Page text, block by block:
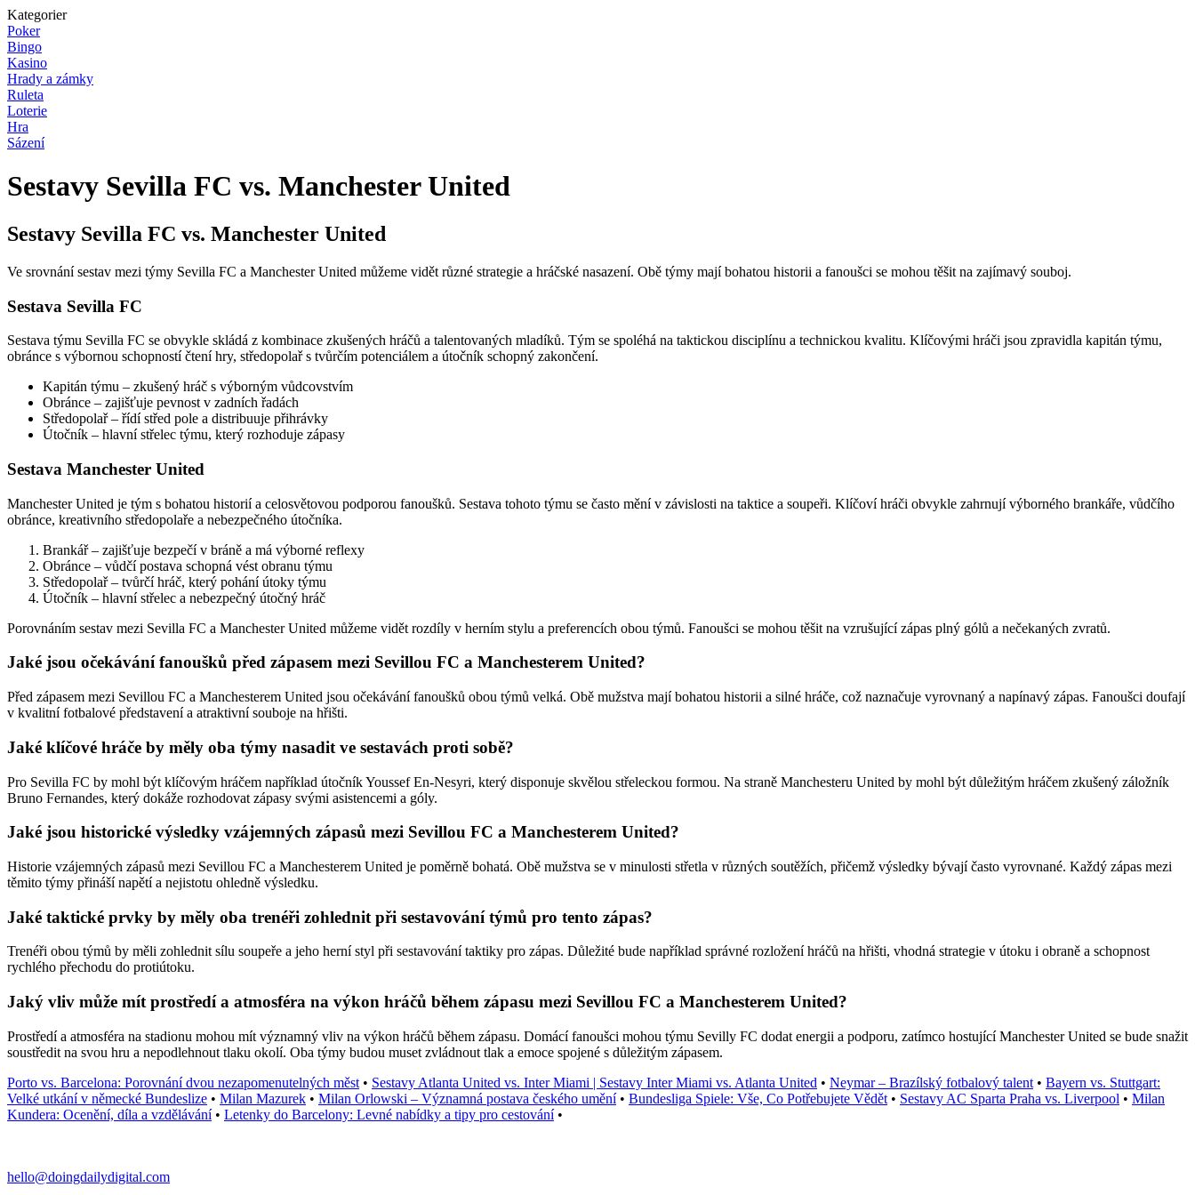
Kategorier
Poker
Bingo
Kasino
Hrady a zámky
Ruleta
Loterie
Hra
Sázení
Sestavy Sevilla FC vs. Manchester United
Sestavy Sevilla FC vs. Manchester United
Ve srovnání sestav mezi týmy Sevilla FC a Manchester United můžeme vidět různé strategie a hráčské nasazení. Obě týmy mají bohatou historii a fanoušci se mohou těšit na zajímavý souboj.
Sestava Sevilla FC
Sestava týmu Sevilla FC se obvykle skládá z kombinace zkušených hráčů a talentovaných mladíků. Tým se spoléhá na taktickou disciplínu a technickou kvalitu. Klíčovými hráči jsou zpravidla kapitán týmu,
obránce s výbornou schopností čtení hry, středopolař s tvůrčím potenciálem a útočník schopný zakončení.
Kapitán týmu – zkušený hráč s výborným vůdcovstvím
Obránce – zajišťuje pevnost v zadních řadách
Středopolař – řídí střed pole a distribuuje přihrávky
Útočník – hlavní střelec týmu, který rozhoduje zápasy
Sestava Manchester United
Manchester United je tým s bohatou historií a celosvětovou podporou fanoušků. Sestava tohoto týmu se často mění v závislosti na taktice a soupeři. Klíčoví hráči obvykle zahrnují výborného brankáře, vůdčího
obránce, kreativního středopolaře a nebezpečného útočníka.
Brankář – zajišťuje bezpečí v bráně a má výborné reflexy
Obránce – vůdčí postava schopná vést obranu týmu
Středopolař – tvůrčí hráč, který pohání útoky týmu
Útočník – hlavní střelec a nebezpečný útočný hráč
Porovnáním sestav mezi Sevilla FC a Manchester United můžeme vidět rozdíly v herním stylu a preferencích obou týmů. Fanoušci se mohou těšit na vzrušující zápas plný gólů a nečekaných zvratů.
Jaké jsou očekávání fanoušků před zápasem mezi Sevillou FC a Manchesterem United?
Před zápasem mezi Sevillou FC a Manchesterem United jsou očekávání fanoušků obou týmů velká. Obě mužstva mají bohatou historii a silné hráče, což naznačuje vyrovnaný a napínavý zápas. Fanoušci doufají
v kvalitní fotbalové představení a atraktivní souboje na hřišti.
Jaké klíčové hráče by měly oba týmy nasadit ve sestavách proti sobě?
Pro Sevilla FC by mohl být klíčovým hráčem například útočník Youssef En-Nesyri, který disponuje skvělou střeleckou formou. Na straně Manchesteru United by mohl být důležitým hráčem zkušený záložník
Bruno Fernandes, který dokáže rozhodovat zápasy svými asistencemi a góly.
Jaké jsou historické výsledky vzájemných zápasů mezi Sevillou FC a Manchesterem United?
Historie vzájemných zápasů mezi Sevillou FC a Manchesterem United je poměrně bohatá. Obě mužstva se v minulosti střetla v různých soutěžích, přičemž výsledky bývají často vyrovnané. Každý zápas mezi
těmito týmy přináší napětí a nejistotu ohledně výsledku.
Jaké taktické prvky by měly oba trenéři zohlednit při sestavování týmů pro tento zápas?
Trenéři obou týmů by měli zohlednit sílu soupeře a jeho herní styl při sestavování taktiky pro zápas. Důležité bude například správné rozložení hráčů na hřišti, vhodná strategie v útoku i obraně a schopnost
rychlého přechodu do protiútoku.
Jaký vliv může mít prostředí a atmosféra na výkon hráčů během zápasu mezi Sevillou FC a Manchesterem United?
Prostředí a atmosféra na stadionu mohou mít významný vliv na výkon hráčů během zápasu. Domácí fanoušci mohou týmu Sevilly FC dodat energii a podporu, zatímco hostující Manchester United se bude snažit
soustředit na svou hru a nepodlehnout tlaku okolí. Oba týmy budou muset zvládnout tlak a emoce spojené s důležitým zápasem.
Porto vs. Barcelona: Porovnání dvou nezapomenutelných měst • Sestavy Atlanta United vs. Inter Miami | Sestavy Inter Miami vs. Atlanta United • Neymar – Brazílský fotbalový talent • Bayern vs. Stuttgart:
Velké utkání v německé Bundeslize • Milan Mazurek • Milan Orlowski – Významná postava českého umění• Bundesliga Spiele: Vše, Co Potřebujete Vědět • Sestavy AC Sparta Praha vs. Liverpool • Milan
Kundera: Ocenění, díla a vzdělávání• Letenky do Barcelony: Levné nabídky a tipy pro cestování•
hello@doingdailydigital.com